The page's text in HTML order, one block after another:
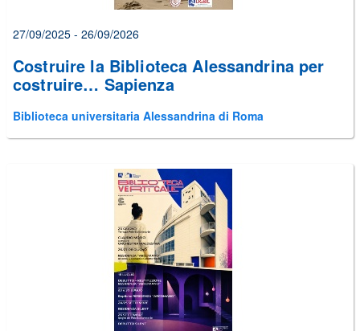
27/09/2025 - 26/09/2026
Costruire la Biblioteca Alessandrina per
costruire… Sapienza
Biblioteca universitaria Alessandrina di Roma